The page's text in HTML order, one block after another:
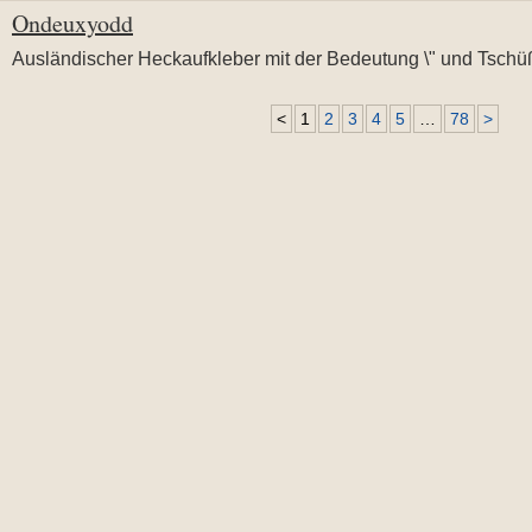
Ondeuxyodd
Ausländischer Heckaufkleber mit der Bedeutung \" und
< 1 2 3 4 5 78 >